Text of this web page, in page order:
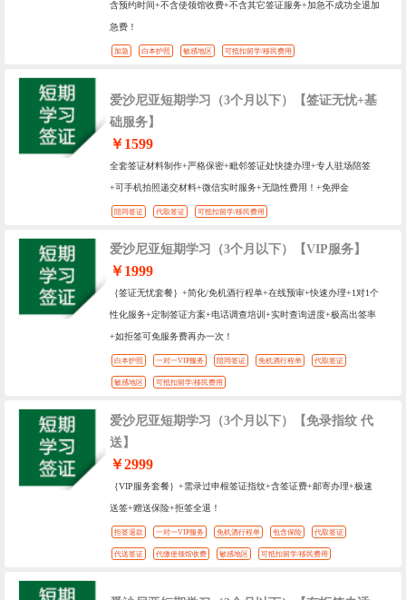
含预约时间+不含使领馆收费+不含其它签证服务+加急不成功全退加
急费！
加急 白本护照 敏感地区 可抵扣留学/移民费用
爱沙尼亚短期学习（3个月以下）【签证无忧+基
础服务】
￥1599
全套签证材料制作+严格保密+毗邻签证处快捷办理+专人驻场陪签
+可手机拍照递交材料+微信实时服务+无隐性费用！+免押金
陪同签证 代取签证 可抵扣留学/移民费用
爱沙尼亚短期学习（3个月以下）【VIP服务】
￥1999
｛签证无忧套餐｝+简化/免机酒行程单+在线预审+快速办理+1对1个
性化服务+定制签证方案+电话调查培训+实时查询进度+极高出签率
+如拒签可免服务费再办一次！
白本护照 一对一VIP服务 陪同签证 免机酒行程单 代取签证
敏感地区 可抵扣留学/移民费用
爱沙尼亚短期学习（3个月以下）【免录指纹 代
送】
￥2999
｛VIP服务套餐｝+需录过申根签证指纹+含签证费+邮寄办理+极速
送签+赠送保险+拒签全退！
拒签退款 一对一VIP服务 免机酒行程单 包含保险 代取签证
代送签证 代缴使领馆收费 敏感地区 可抵扣留学/移民费用